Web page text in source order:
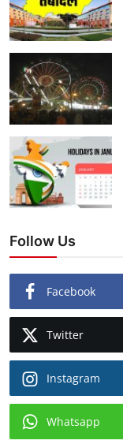
Follow Us
Facebook
Twitter
Instagram
Whatsapp